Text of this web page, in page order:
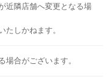
近隣店舗へ変更となる場
しかねます。
場合がございます。